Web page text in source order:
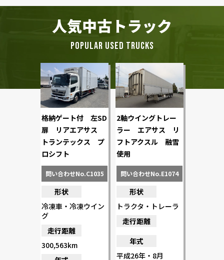
人気中古トラック
POPULAR USED TRUCKS
格納ゲート付 左SD
扉 リアエアサス
トランテックス プ
ロシフト
問い合わせNo.C1035
形状
冷凍車・冷凍ウイン
グ
走行距離
300,563km
2軸ウイングトレー
ラー エアサス リ
フトアクスル 融雪
使用
問い合わせNo.E1074
形状
トラクタ・トレーラ
走行距離
年式
平成26年・8月